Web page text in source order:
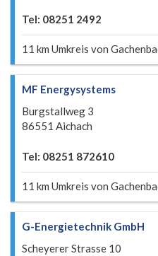
Tel: 08251 2492
11 km Umkreis von
MF Energysystems
Burgstallweg 3
86551 Aichach
Tel: 08251 872610
11 km Umkreis von
G-Energietechnik GmbH
Scheyerer Strasse 10